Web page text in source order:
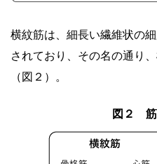
横紋筋は、細長い繊維状の
されており、その名の通り
（図２）。
図２ 筋